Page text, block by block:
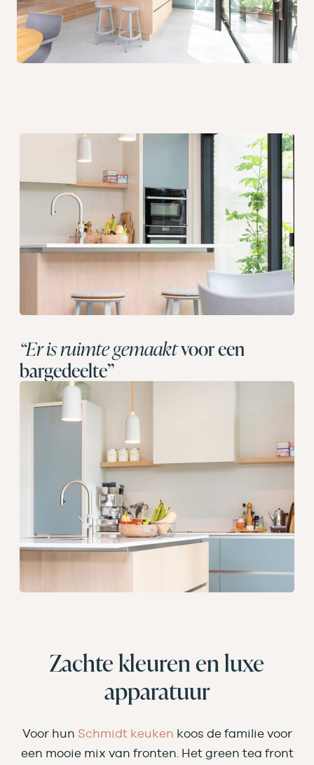
“Er is ruimte gemaaktvoor een
bargedeelte”
Zachte kleuren en luxe
apparatuur
Voor hun Schmidt keuken koos de familie voor
een mooie mix van fronten. Het green tea front